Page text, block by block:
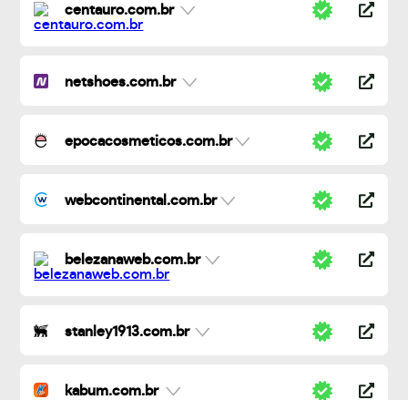
centauro.com.br
netshoes.com.br
epocacosmeticos.com.br
webcontinental.com.br
belezanaweb.com.br
stanley1913.com.br
kabum.com.br